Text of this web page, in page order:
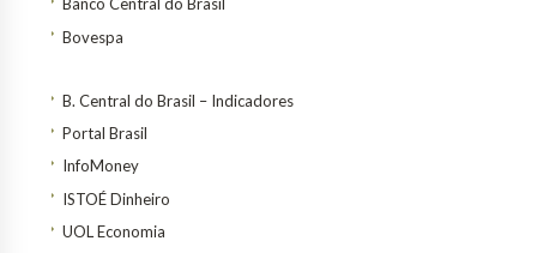
Banco Central do Brasil
Bovespa
B. Central do Brasil – Indicadores
Portal Brasil
InfoMoney
ISTOÉ Dinheiro
UOL Economia